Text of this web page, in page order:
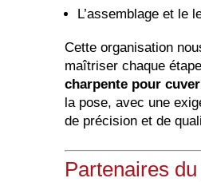
L’assemblage et le
Cette organisation
maîtriser chaque étape
charpente pour
la pose, avec une
de précision et de
Partenaires